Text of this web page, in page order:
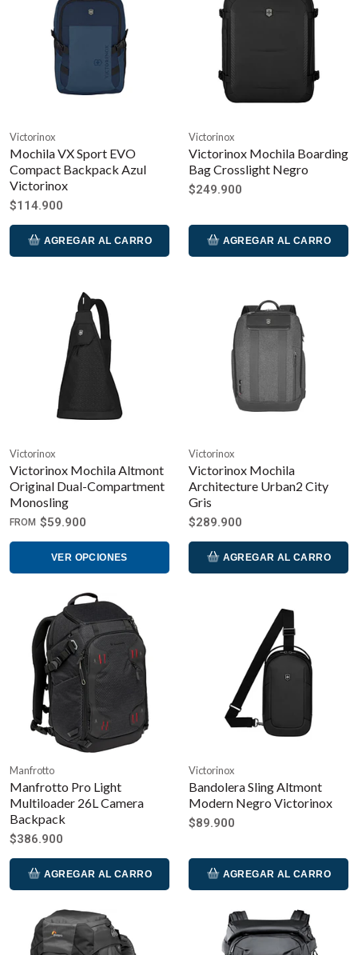
Victorinox
Mochila VX Sport EVO
Compact Backpack Azul
Victorinox
$114.900
AGREGAR AL CARRO
Victorinox
Victorinox Mochila Boarding
Bag Crosslight Negro
$249.900
AGREGAR AL CARRO
Victorinox
Victorinox Mochila Altmont
Original Dual-Compartment
Monosling
FROM $59.900
VER OPCIONES
Victorinox
Victorinox Mochila
Architecture Urban2 City
Gris
$289.900
AGREGAR AL CARRO
Manfrotto
Manfrotto Pro Light
Multiloader 26L Camera
Backpack
$386.900
AGREGAR AL CARRO
Victorinox
Bandolera Sling Altmont
Modern Negro Victorinox
$89.900
AGREGAR AL CARRO